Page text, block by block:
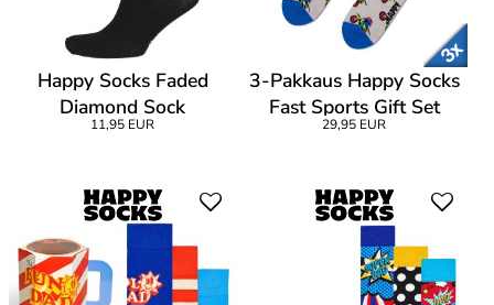
Happy Socks Faded
Diamond Sock
11,95 EUR
3-Pakkaus Happy Socks
Fast Sports Gift Set
29,95 EUR